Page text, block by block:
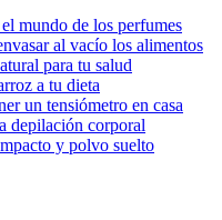
mundo de los perfumes
al vacío los alimentos
para tu salud
a tu dieta
un tensiómetro en casa
depilación corporal
y polvo suelto